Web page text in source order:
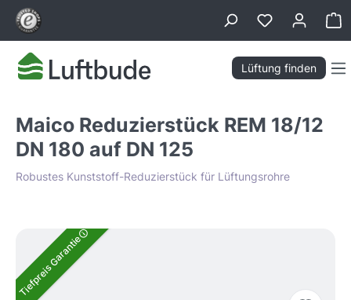
springen
Lüftung finden
Maico Reduzierstück REM 18/12
DN 180 auf DN 125
Robustes Kunststoff-Reduzierstück für Lüftungsrohre
Bildergalerie überspringen
Tiefpreis Garantie